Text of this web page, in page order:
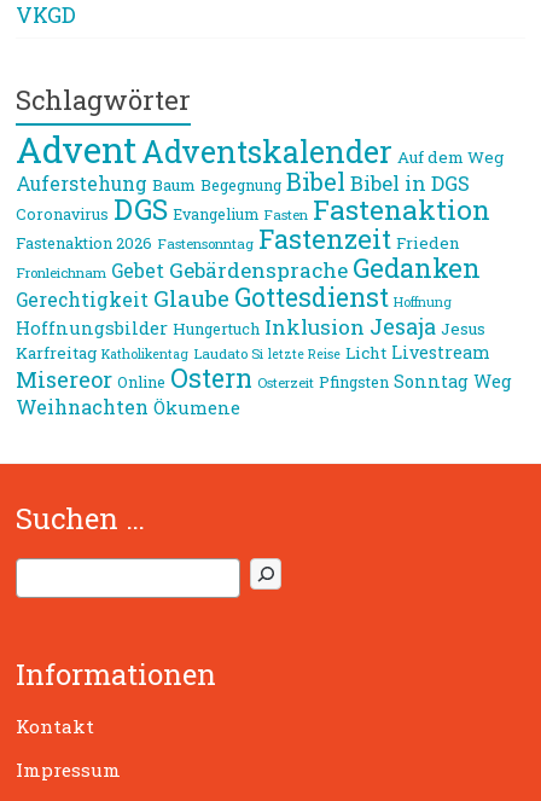
VKGD
Schlagwörter
AdventAdventskalender Auf dem Weg
Auferstehung Baum Begegnung Bibel Bibel in DGS
Coronavirus DGS Evangelium Fasten Fastenaktion
Fastenaktion 2026 Fastensonntag Fastenzeit Frieden
Fronleichnam Gebet Gebärdensprache Gedanken
Gerechtigkeit Glaube Gottesdienst Hoffnung
Hoffnungsbilder Hungertuch Inklusion Jesaja Jesus
Karfreitag Katholikentag Laudato Si letzte Reise Licht Livestream
Misereor Online Ostern Osterzeit Pfingsten Sonntag Weg
Weihnachten Ökumene
Suchen …
u
e
n
Informationen
Kontakt
Impressum